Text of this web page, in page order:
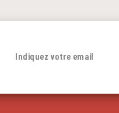
Indiquez votre email